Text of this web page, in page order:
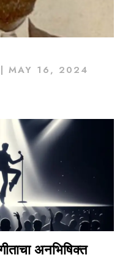
MAY 16, 2024
अनभिषिक्त